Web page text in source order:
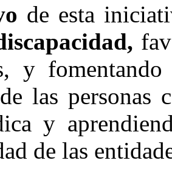
de esta
y
las personas
y
de las